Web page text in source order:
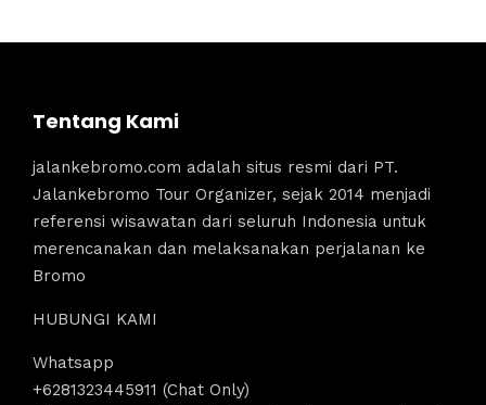
Tentang Kami
jalankebromo.com adalah situs resmi dari PT.
Jalankebromo Tour Organizer, sejak 2014 menjadi
referensi wisawatan dari seluruh Indonesia untuk
merencanakan dan melaksanakan perjalanan ke
Bromo
HUBUNGI KAMI
Whatsapp
+6281323445911 (Chat Only)